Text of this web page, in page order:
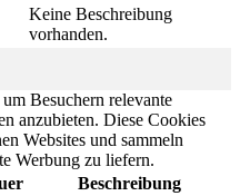
Keine Beschreibung
vorhanden.
Besuchern relevante
anzubieten. Diese Cookies
Websites und sammeln
Werbung zu liefern.
Beschreibung